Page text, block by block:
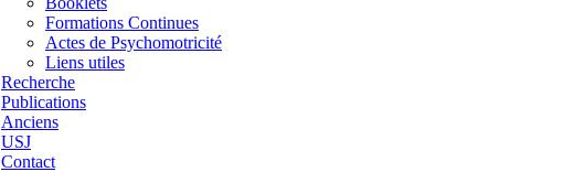
Formations Continues
Actes de Psychomotricité
Liens utiles
Recherche
Publications
Anciens
USJ
Contact